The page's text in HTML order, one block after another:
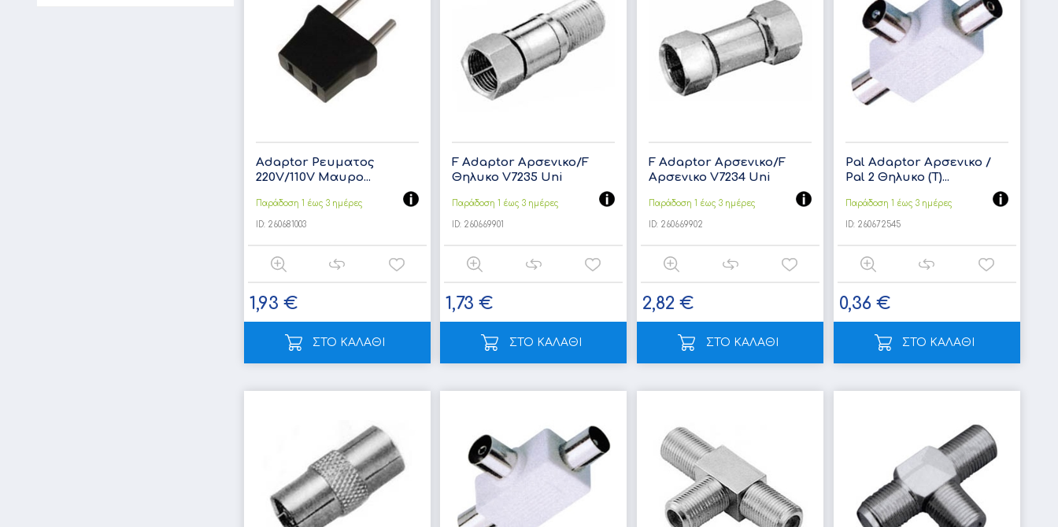
Adaptor Ρευματος
220V/110V Μαυρο...
Παράδοση 1 έως 3 ημέρες
ID:260681003
1,93 €
ΣΤΟ ΚΑΛΑΘΙ
F Adaptor Αρσενικο/F
Θηλυκο V7235 Uni
Παράδοση 1 έως 3 ημέρες
ID: 260669901
1,73 €
ΣΤΟ ΚΑΛΑΘΙ
F Adaptor Αρσενικο/F
Αρσενικο V7234 Uni
Παράδοση 1 έως 3 ημέρες
ID: 260669902
2,82 €
ΣΤΟ ΚΑΛΑΘΙ
Pal Adaptor Αρσενικο /
Pal 2 Θηλυκο (T)...
Παράδοση 1 έως 3 ημέρες
ID:260672545
0,36 €
ΣΤΟ ΚΑΛΑΘΙ